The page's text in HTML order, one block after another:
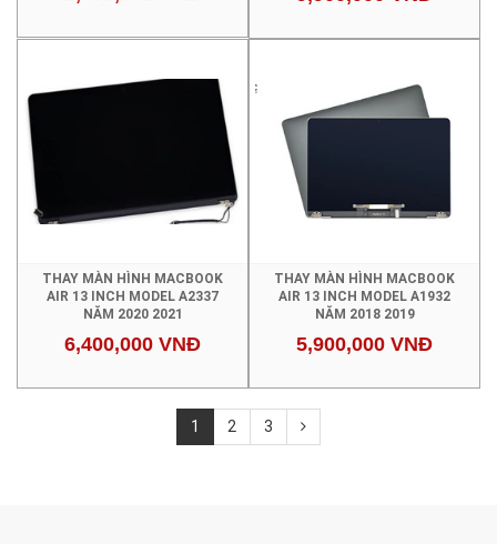
THAY MÀN HÌNH MACBOOK
AIR 13 INCH MODEL A2337
NĂM 2020 2021
6,400,000 VNĐ
THAY MÀN HÌNH MACBOOK
AIR 13 INCH MODEL A1932
NĂM 2018 2019
5,900,000 VNĐ
1 2 3